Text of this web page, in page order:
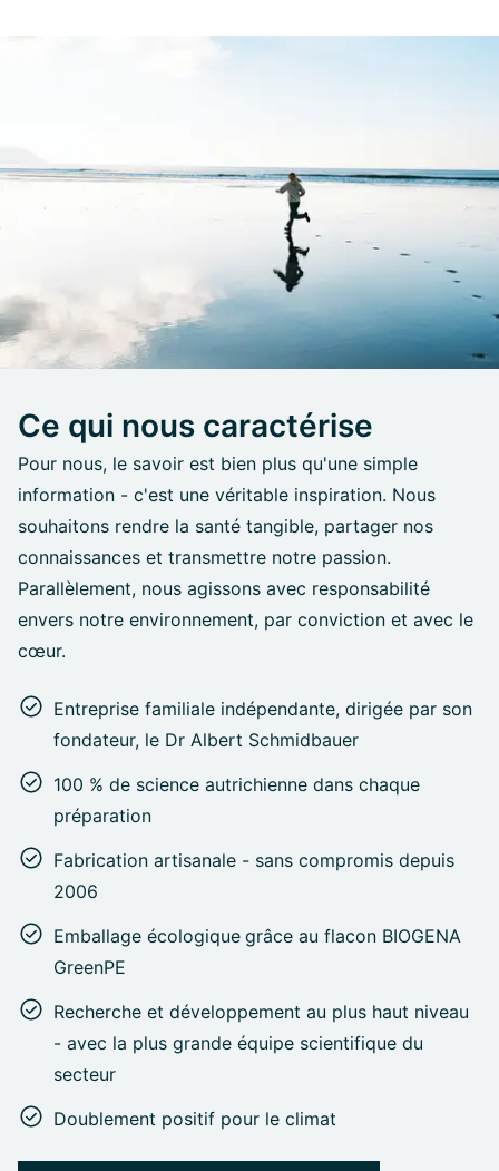
Ce qui nous caractérise
Pour nous, le savoir est bien plus qu'une simple
information - c'est une véritable inspiration. Nous
souhaitons rendre la santé tangible, partager nos
connaissances et transmettre notre passion.
Parallèlement, nous agissons avec responsabilité
envers notre environnement, par conviction et avec le
cœur.
Entreprise familiale indépendante, dirigée par son
fondateur, le Dr Albert Schmidbauer
100 % de science autrichienne dans chaque
préparation
Fabrication artisanale - sans compromis depuis
2006
Emballage écologique grâce au flacon BIOGENA
GreenPE
Recherche et développement au plus haut niveau
- avec la plus grande équipe scientifique du
secteur
Doublement positif pour le climat